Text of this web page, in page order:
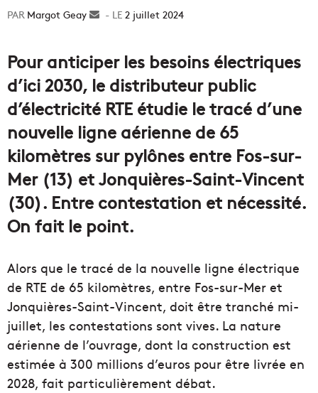
Margot Geay
Envoyer2 juillet 2024
Pour anticiper les besoins électriques
d’ici 2030, le distributeur public
d’électricité RTE étudie le tracé d’une
nouvelle ligne aérienne de 65
kilomètres sur pylônes entre Fos-sur-
Mer (13) et Jonquières-Saint-Vincent
(30). Entre contestation et nécessité.
On fait le point.
Alors que le tracé de la nouvelle ligne électrique
de RTE de 65 kilomètres, entre Fos-sur-Mer et
Jonquières-Saint-Vincent, doit être tranché mi-
juillet, les contestations sont vives. La nature
aérienne de l’ouvrage, dont la construction est
estimée à 300 millions d’euros pour être livrée en
2028, fait particulièrement débat.